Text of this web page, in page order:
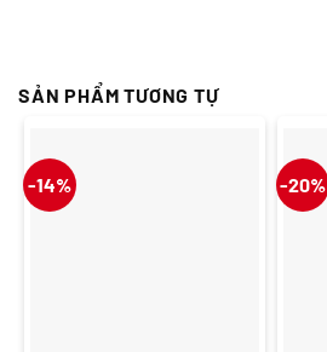
SẢN PHẨM TƯƠNG TỰ
-14% -20%